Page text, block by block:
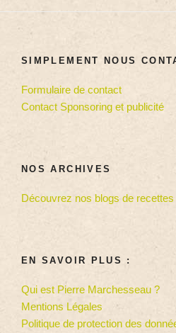
SIMPLEMENT NOUS
Formulaire de contact
Contact Sponsoring et publicité
NOS ARCHIVES
Découvrez nos blogs de recettes
EN SAVOIR PLUS :
Qui est Pierre Marchesseau ?
Mentions Légales
Politique de protection des